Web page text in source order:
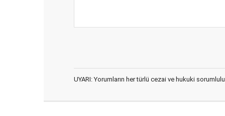
UYARI: Yorumların her türlü cezai ve hukuki